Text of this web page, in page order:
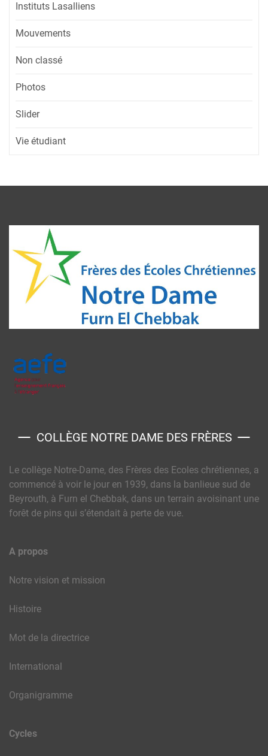
Instituts Lasalliens
Mouvements
Non classé
Photos
Slider
Vie étudiant
COLLÈGE NOTRE DAME DES FRÈRES
Le collège Notre-Dame, des Frères des Ecoles chrétiennes, a
commencé à voir le jour en 1939, dans la banlieue sud de
Beyrouth, à Furn el Chebbak, dans un terrain avoisinant une
forêt de pins qui s’étendait à perte de vue.
A propos
Notre vision et mission
Histoire
Mot de la directrice
International
Organigramme
Cycles